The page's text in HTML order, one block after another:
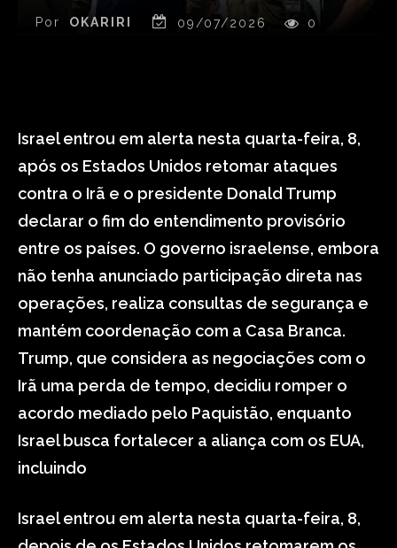
Por OKARIRI 09/07/2026 0
Israel entrou em alerta nesta quarta-feira, 8,
após os Estados Unidos retomar ataques
contra o Irã e o presidente Donald Trump
declarar o fim do entendimento provisório
entre os países. O governo israelense, embora
não tenha anunciado participação direta nas
operações, realiza consultas de segurança e
mantém coordenação com a Casa Branca.
Trump, que considera as negociações com o
Irã uma perda de tempo, decidiu romper o
acordo mediado pelo Paquistão, enquanto
Israel busca fortalecer a aliança com os EUA,
incluindo
Israel entrou em alerta nesta quarta-feira, 8,